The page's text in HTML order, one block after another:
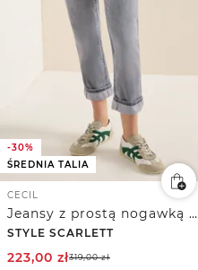
-30%
ŚREDNIA TALIA
CECIL
Jeansy z prostą nogawką Mid Waist w stylu Casual Fit
STYLE SCARLETT
223,00 zł319,00zł